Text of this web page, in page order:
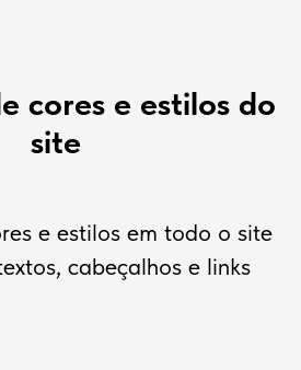
cores e estilos do
site
e estilos em todo o site
cabeçalhos e links